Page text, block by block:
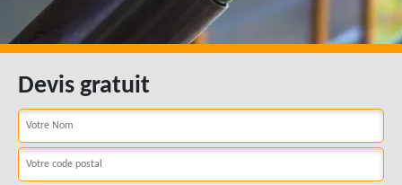
Devis gratuit